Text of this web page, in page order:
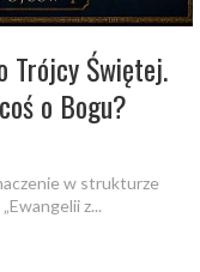
Trójcy Świętej.
o Bogu?
w strukturze
z...